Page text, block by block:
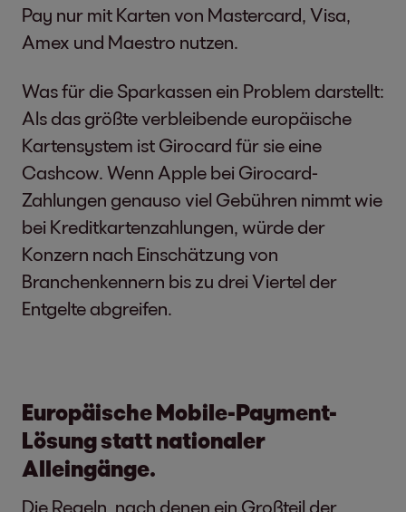
Pay nur mit Karten von Mastercard, Visa,
Amex und Maestro nutzen.
Was für die Sparkassen ein Problem darstellt:
Als das größte verbleibende europäische
Kartensystem ist Girocard für sie eine
Cashcow. Wenn Apple bei Girocard-
Zahlungen genauso viel Gebühren nimmt wie
bei Kreditkartenzahlungen, würde der
Konzern nach Einschätzung von
Branchenkennern bis zu drei Viertel der
Entgelte abgreifen.
Europäische Mobile-Payment-
Lösung statt nationaler
Alleingänge.
Die Regeln, nach denen ein Großteil der